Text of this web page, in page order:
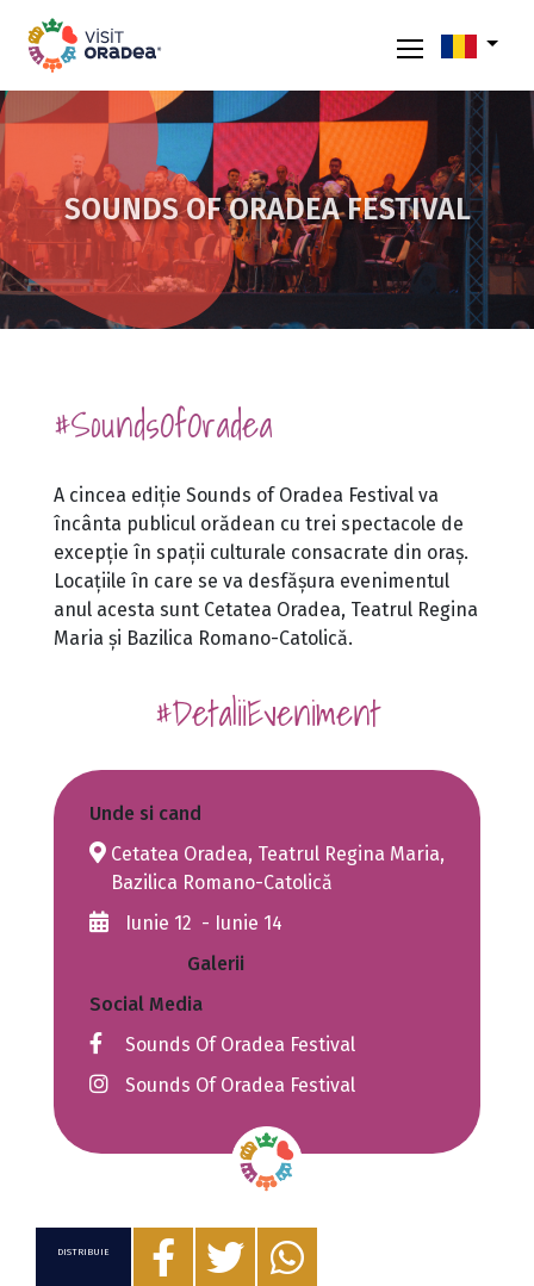
SOUNDS OF ORADEA FESTIVAL
DISTRIBUIE
#SoundsOfOradea
A cincea ediție Sounds of Oradea Festival va
încânta publicul orădean cu trei spectacole de
excepție în spații culturale consacrate din oraș.
Locațiile în care se va desfășura evenimentul
anul acesta sunt Cetatea Oradea, Teatrul Regina
Maria și Bazilica Romano-Catolică.
#DetaliiEveniment
Unde si cand
Cetatea Oradea, Teatrul Regina Maria,
Bazilica Romano-Catolică
Iunie 12 - Iunie 14
Galerii
Social Media
Sounds Of Oradea Festival
Sounds Of Oradea Festival